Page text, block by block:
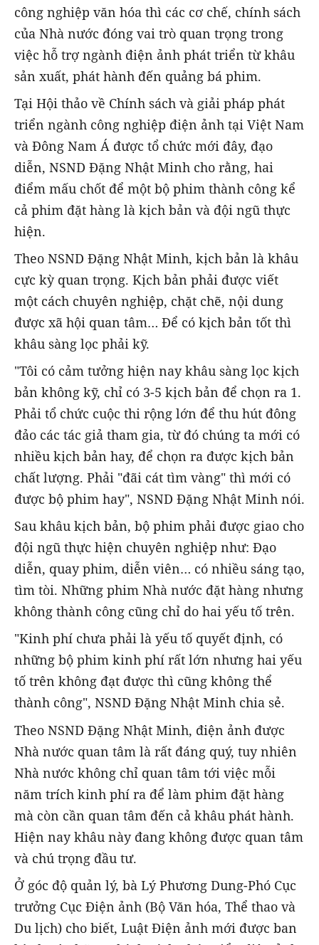
công nghiệp văn hóa thì các cơ chế, chính sách
của Nhà nước đóng vai trò quan trọng trong
việc hỗ trợ ngành điện ảnh phát triển từ khâu
sản xuất, phát hành đến quảng bá phim.
Tại Hội thảo về Chính sách và giải pháp phát
triển ngành công nghiệp điện ảnh tại Việt Nam
và Đông Nam Á được tổ chức mới đây, đạo
diễn, NSND Đặng Nhật Minh cho rằng, hai
điểm mấu chốt để một bộ phim thành công kể
cả phim đặt hàng là kịch bản và đội ngũ thực
hiện.
Theo NSND Đặng Nhật Minh, kịch bản là khâu
cực kỳ quan trọng. Kịch bản phải được viết
một cách chuyên nghiệp, chặt chẽ, nội dung
được xã hội quan tâm… Để có kịch bản tốt thì
khâu sàng lọc phải kỹ.
"Tôi có cảm tưởng hiện nay khâu sàng lọc kịch
bản không kỹ, chỉ có 3-5 kịch bản để chọn ra 1.
Phải tổ chức cuộc thi rộng lớn để thu hút đông
đảo các tác giả tham gia, từ đó chúng ta mới có
nhiều kịch bản hay, để chọn ra được kịch bản
chất lượng. Phải "đãi cát tìm vàng" thì mới có
được bộ phim hay", NSND Đặng Nhật Minh nói.
Sau khâu kịch bản, bộ phim phải được giao cho
đội ngũ thực hiện chuyên nghiệp như: Đạo
diễn, quay phim, diễn viên… có nhiều sáng tạo,
tìm tòi. Những phim Nhà nước đặt hàng nhưng
không thành công cũng chỉ do hai yếu tố trên.
"Kinh phí chưa phải là yếu tố quyết định, có
những bộ phim kinh phí rất lớn nhưng hai yếu
tố trên không đạt được thì cũng không thể
thành công", NSND Đặng Nhật Minh chia sẻ.
Theo NSND Đặng Nhật Minh, điện ảnh được
Nhà nước quan tâm là rất đáng quý, tuy nhiên
Nhà nước không chỉ quan tâm tới việc mỗi
năm trích kinh phí ra để làm phim đặt hàng
mà còn cần quan tâm đến cả khâu phát hành.
Hiện nay khâu này đang không được quan tâm
và chú trọng đầu tư.
Ở góc độ quản lý, bà Lý Phương Dung-Phó Cục
trưởng Cục Điện ảnh (Bộ Văn hóa, Thể thao và
Du lịch) cho biết, Luật Điện ảnh mới được ban